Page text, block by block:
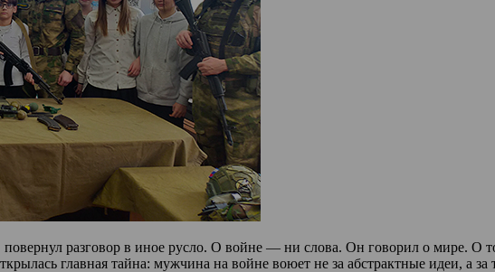
разговор в иное русло. О войне — ни слова. Он говорил о мире. О
главная тайна: мужчина на войне воюет не за абстрактные идеи, а за